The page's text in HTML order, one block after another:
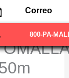
Para
Correo
800-PA-